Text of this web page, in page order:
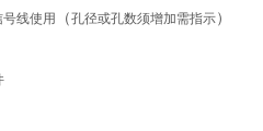
线使用 （孔径或孔数须增加需指示）